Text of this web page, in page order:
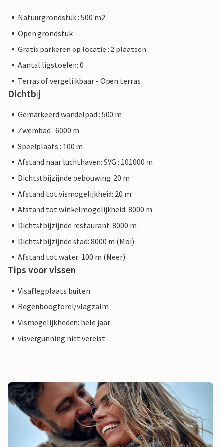
Natuurgrondstuk : 500 m2
Open grondstuk
Gratis parkeren op locatie : 2 plaatsen
Aantal ligstoelen: 0
Terras of vergelijkbaar - Open terras
Dichtbij
Gemarkeerd wandelpad : 500 m
Zwembad : 6000 m
Speelplaats : 100 m
Afstand naar luchthaven: SVG : 101000 m
Dichtstbijzijnde bebouwing: 20 m
Afstand tot vismogelijkheid: 20 m
Afstand tot winkelmogelijkheid: 8000 m
Dichtstbijzijnde restaurant: 8000 m
Dichtstbijzijnde stad: 8000 m (Moi)
Afstand tot water: 100 m (Meer)
Tips voor vissen
Visaflegplaats buiten
Regenboogforel/vlagzalm
Vismogelijkheden: hele jaar
visvergunning niet vereist